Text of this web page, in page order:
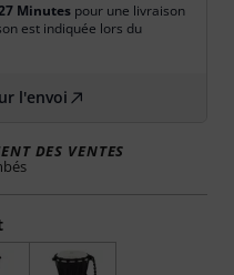
Minutes pour une livraison
est indiquée lors du
l'envoi
DES VENTES